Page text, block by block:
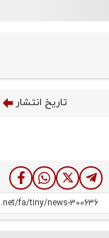
تاریخ انتشار